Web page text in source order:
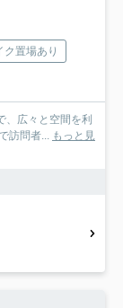
ク置場あり
、広々と空間を利
訪問者... もっと見